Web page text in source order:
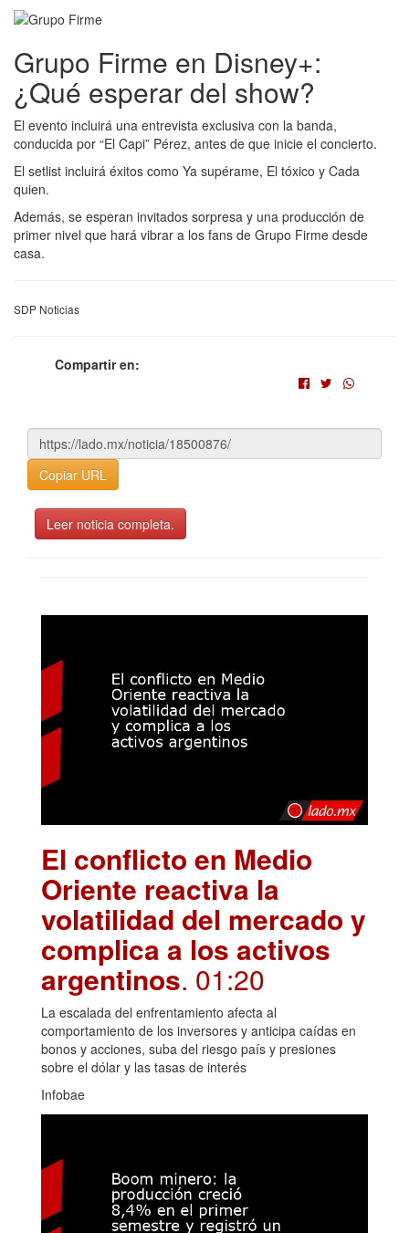
Grupo Firme en Disney+:
¿Qué esperar del show?
El evento incluirá una entrevista exclusiva con la banda,
conducida por “El Capi” Pérez, antes de que inicie el concierto.
El setlist incluirá éxitos como Ya supérame, El tóxico y Cada
quien.
Además, se esperan invitados sorpresa y una producción de
primer nivel que hará vibrar a los fans de Grupo Firme desde
casa.
SDP Noticias
Compartir en:
Copiar URL
Leer noticia completa.
El conflicto en Medio
Oriente reactiva la
volatilidad del mercado y
complica a los activos
argentinos. 01:20
La escalada del enfrentamiento afecta al
comportamiento de los inversores y anticipa caídas en
bonos y acciones, suba del riesgo país y presiones
sobre el dólar y las tasas de interés
Infobae